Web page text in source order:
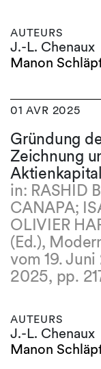
AUTEURS
J.-L. Chenaux
Manon
01 AVR 2025
Gründung
Zeichnung
in: RASHID
CANAPA;
OLIVIER
(Ed.),
vom 19.
2025, pp.
AUTEURS
J.-L. Chenaux
Manon